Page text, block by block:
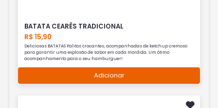
BATATA CEARÊS TRADICIONAL
R$ 15,90
Deliciosas BATATAS Palitos crocantes, acompanhadas de ketchup cremoso
para garantir uma explosão de sabor em cada mordida. Um ótimo
acompanhamento para o seu hamburguer!
Adicionar